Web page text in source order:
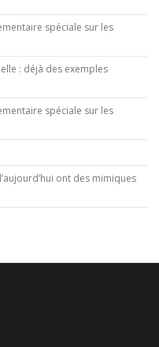
spéciale sur les
: déjà des exemples
spéciale sur les
ont des mimiques